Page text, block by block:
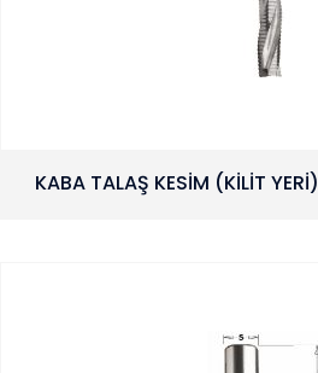
KABA TALAŞ KESİM (KİLİT YERİ)